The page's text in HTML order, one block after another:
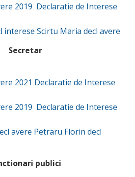
2019 Declaratie de Interese
interese Scirtu Maria decl avere
Secretar
2021 Declaratie de Interese
2019 Declaratie de Interese
avere Petraru Florin decl
publici